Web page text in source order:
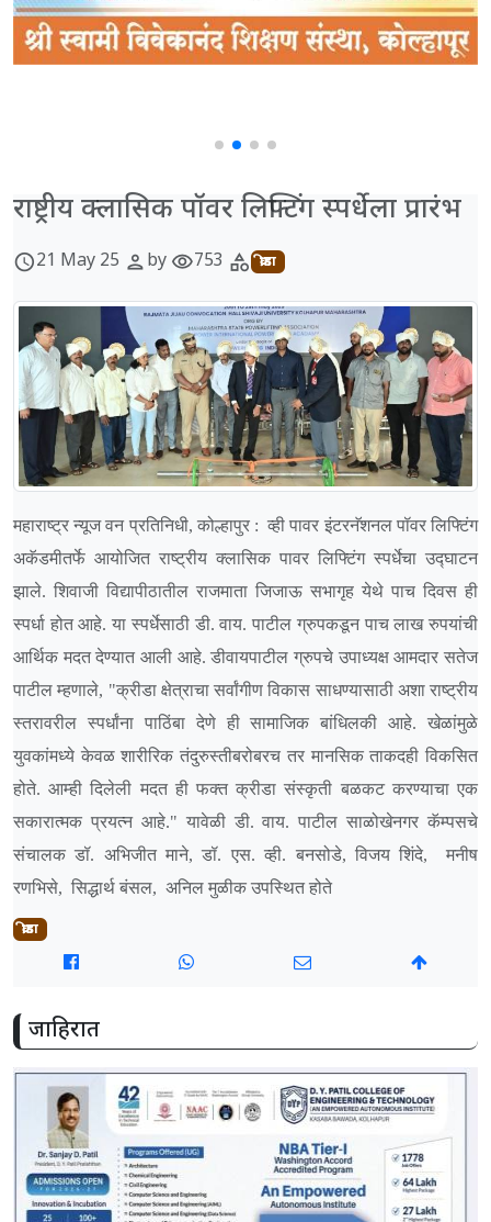
राष्ट्रीय क्लासिक पॉवर लिफ्टिंग स्पर्धेला प्रारंभ
schedule21 May 25 personby visibility753 category क्रीडा
महाराष्ट्र न्यूज वन प्रतिनिधी, कोल्हापुर : व्ही पावर इंटरनॅशनल पॉवर लिफ्टिंग
अकॅडमीतर्फे आयोजित राष्ट्रीय क्लासिक पावर लिफ्टिंग स्पर्धेचा उद्घाटन
झाले. शिवाजी विद्यापीठातील राजमाता जिजाऊ सभागृह येथे पाच दिवस ही
स्पर्धा होत आहे. या स्पर्धेसाठी डी. वाय. पाटील ग्रुपकडून पाच लाख रुपयांची
आर्थिक मदत देण्यात आली आहे. डीवायपाटील ग्रुपचे उपाध्यक्ष आमदार सतेज
पाटील म्हणाले, "क्रीडा क्षेत्राचा सर्वांगीण विकास साधण्यासाठी अशा राष्ट्रीय
स्तरावरील स्पर्धांना पाठिंबा देणे ही सामाजिक बांधिलकी आहे. खेळांमुळे
युवकांमध्ये केवळ शारीरिक तंदुरुस्तीबरोबरच तर मानसिक ताकदही विकसित
होते. आम्ही दिलेली मदत ही फक्त क्रीडा संस्कृती बळकट करण्याचा एक
सकारात्मक प्रयत्न आहे." यावेळी डी. वाय. पाटील साळोखेनगर कॅम्पसचे
संचालक डॉ. अभिजीत माने, डॉ. एस. व्ही. बनसोडे, विजय शिंदे, मनीष
रणभिसे, सिद्धार्थ बंसल, अनिल मुळीक उपस्थित होते
क्रीडा
जाहिरात